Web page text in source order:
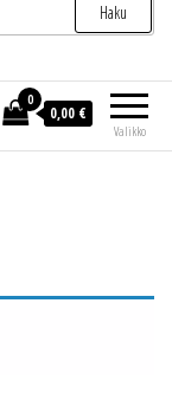
Haku
Valikko
0
0,00 €